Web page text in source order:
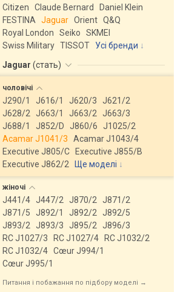
Citizen
Claude Bernard
Daniel Klein
FESTINA
Jaguar Orient Q&Q
Royal London
Seiko
SKMEI
Swiss Military TISSOT
Усі бренди
Jaguar (стать)
чоловічі
J290/1 J616/1 J620/3
J621/2
J628/2
J663/1 J663/2
J663/3
J688/1
J852/D J860/6
J1025/2
Acamar J1041/3
Acamar J1043/4
Executive J805/C
Executive J855/B
Executive J862/2
Ще моделі ↓
жіночі
J441/4 J447/2 J870/2
J871/2
J871/5
J892/1 J892/2
J892/5
J893/2
J893/3 J895/2
J896/3
RC J1027/3
RC J1027/4
RC J1032/2
RC J1032/4 Cœur J994/1
Cœur J995/1
Питання і побажання по підбору моделі →